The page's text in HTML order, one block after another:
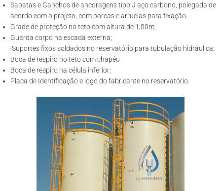
Sapatas e Ganchos de ancoragens tipo J aço carbono, polegada de
acordo com o projeto, com porcas e arruelas para fixação.
Grade de proteção no teto com altura de 1,00m;
Guarda corpo na escada externa;
·Suportes fixos soldados no reservatório para tubulação hidráulica;
Boca de respiro no teto com chapéu
Boca de respiro na célula inferior;
Placa de Identificação e logo do fabricante no reservatório.